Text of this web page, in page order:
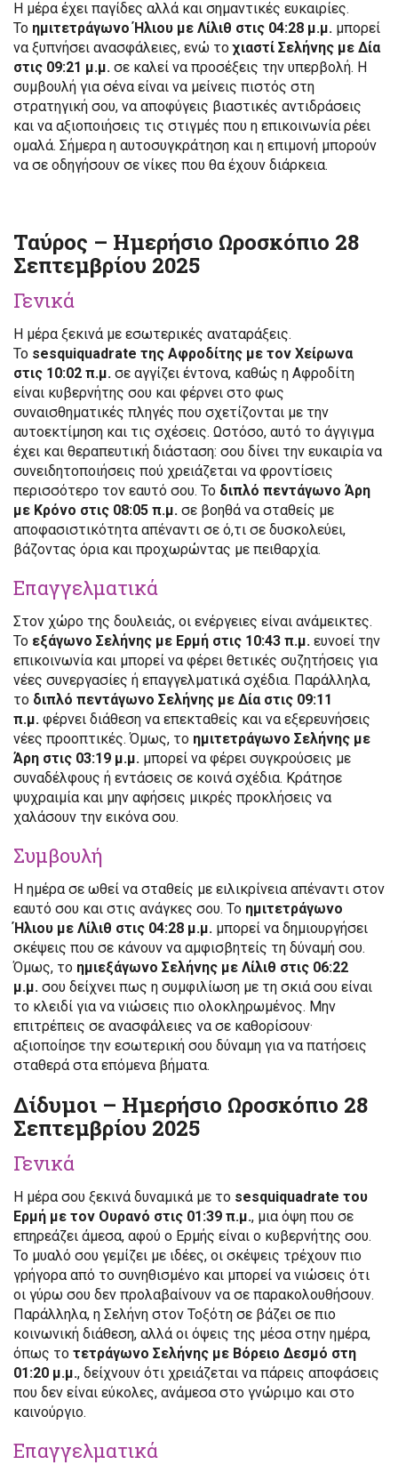
Η μέρα έχει παγίδες αλλά και σημαντικές ευκαιρίες.
Το ημιτετράγωνο Ήλιου με Λίλιθ στις 04:28 μ.μ. μπορεί
να ξυπνήσει ανασφάλειες, ενώ τοχιαστί Σελήνης με Δία
στις 09:21 μ.μ. σε καλεί να προσέξεις την υπερβολή. Η
συμβουλή για σένα είναι να μείνεις πιστός στη
στρατηγική σου, να αποφύγεις βιαστικές αντιδράσεις
και να αξιοποιήσεις τις στιγμές που η επικοινωνία ρέει
ομαλά. Σήμερα η αυτοσυγκράτηση και η επιμονή μπορούν
να σε οδηγήσουν σε νίκες που θα έχουν διάρκεια.
Ταύρος – Ημερήσιο Ωροσκόπιο 28
Σεπτεμβρίου 2025
Γενικά
Η μέρα ξεκινά με εσωτερικές αναταράξεις.
Το sesquiquadrate της Αφροδίτης με τον Χείρωνα
στις 10:02 π.μ. σε αγγίζει έντονα, καθώς η Αφροδίτη
είναι κυβερνήτης σου και φέρνει στο φως
συναισθηματικές πληγές που σχετίζονται με την
αυτοεκτίμηση και τις σχέσεις. Ωστόσο, αυτό το άγγιγμα
έχει και θεραπευτική διάσταση: σου δίνει την ευκαιρία να
συνειδητοποιήσεις πού χρειάζεται να φροντίσεις
περισσότερο τον εαυτό σου. Το διπλό πεντάγωνο Άρη
με Κρόνο στις 08:05 π.μ. σε βοηθά να σταθείς με
αποφασιστικότητα απέναντι σε ό,τι σε δυσκολεύει,
βάζοντας όρια και προχωρώντας με πειθαρχία.
Επαγγελματικά
Στον χώρο της δουλειάς, οι ενέργειες είναι ανάμεικτες.
Το εξάγωνο Σελήνης με Ερμή στις 10:43 π.μ. ευνοεί την
επικοινωνία και μπορεί να φέρει θετικές συζητήσεις για
νέες συνεργασίες ή επαγγελματικά σχέδια. Παράλληλα,
το διπλό πεντάγωνο Σελήνης με Δία στις 09:11
π.μ. φέρνει διάθεση να επεκταθείς και να εξερευνήσεις
νέες προοπτικές. Όμως, το ημιτετράγωνο Σελήνης με
Άρη στις 03:19 μ.μ. μπορεί να φέρει συγκρούσεις με
συναδέλφους ή εντάσεις σε κοινά σχέδια. Κράτησε
ψυχραιμία και μην αφήσεις μικρές προκλήσεις να
χαλάσουν την εικόνα σου.
Συμβουλή
Η ημέρα σε ωθεί να σταθείς με ειλικρίνεια απέναντι στον
εαυτό σου και στις ανάγκες σου. Το ημιτετράγωνο
Ήλιου με Λίλιθ στις 04:28 μ.μ. μπορεί να δημιουργήσει
σκέψεις που σε κάνουν να αμφισβητείς τη δύναμή σου.
Όμως, το ημιεξάγωνο Σελήνης με Λίλιθ στις 06:22
μ.μ. σου δείχνει πως η συμφιλίωση με τη σκιά σου είναι
το κλειδί για να νιώσεις πιο ολοκληρωμένος. Μην
επιτρέπεις σε ανασφάλειες να σε καθορίσουν·
αξιοποίησε την εσωτερική σου δύναμη για να πατήσεις
σταθερά στα επόμενα βήματα.
Δίδυμοι – Ημερήσιο Ωροσκόπιο 28
Σεπτεμβρίου 2025
Γενικά
Η μέρα σου ξεκινά δυναμικά με το sesquiquadrate του
Ερμή με τον Ουρανό στις 01:39 π.μ., μια όψη που σε
επηρεάζει άμεσα, αφού ο Ερμής είναι ο κυβερνήτης σου.
Το μυαλό σου γεμίζει με ιδέες, οι σκέψεις τρέχουν πιο
γρήγορα από το συνηθισμένο και μπορεί να νιώσεις ότι
οι γύρω σου δεν προλαβαίνουν να σε παρακολουθήσουν.
Παράλληλα, η Σελήνη στον Τοξότη σε βάζει σε πιο
κοινωνική διάθεση, αλλά οι όψεις της μέσα στην ημέρα,
όπως το τετράγωνο Σελήνης με Βόρειο Δεσμό στη
01:20 μ.μ., δείχνουν ότι χρειάζεται να πάρεις αποφάσεις
που δεν είναι εύκολες, ανάμεσα στο γνώριμο και στο
καινούργιο.
Επαγγελματικά